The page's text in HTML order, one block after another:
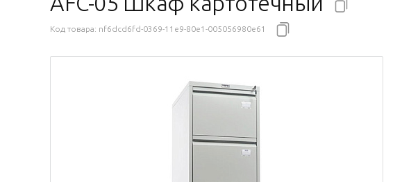
Код товара: nf6dcd6fd-0369-11e9-80e1-005056980e61